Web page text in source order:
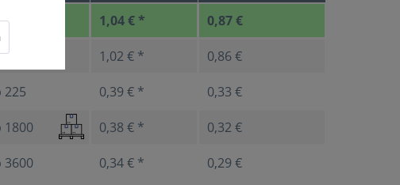
25 1,04 € * 0,87 €
100 1,02 € * 0,86 €
225 0,39 € * 0,33 €
1800 0,38 € * 0,32 €
3600 0,34 € * 0,29 €